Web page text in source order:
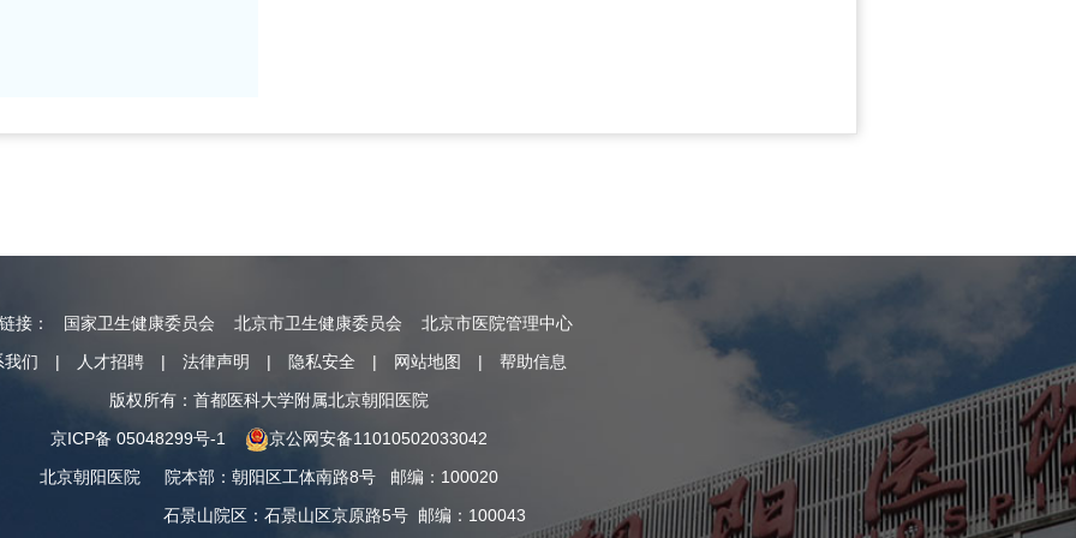
接： 国家卫生健康委员会 北京市卫生健康委员会
北京市医院管理中心
我们
| 人才招聘 | 法律声明 | 隐私安全 | 网站地图 |
帮助信息
版权所有：首都医科大学附属北京朝阳医院
京ICP备 05048299号-1
京公网安备11010502033042
北京朝阳医院
院本部 ： 朝阳区工体南路8号 邮编：100020
石景山院区 ： 石景山区京原路5号 邮编：100043